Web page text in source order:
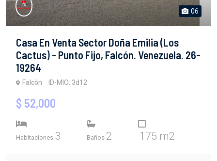
06
Casa En Venta Sector Doña Emilia (Los
Cactus) - Punto Fijo, Falcón. Venezuela. 26-
19264
Falcón ID-MIO: 3d12
$ 52,000
Habitaciones 3 Baños 2 175 m2